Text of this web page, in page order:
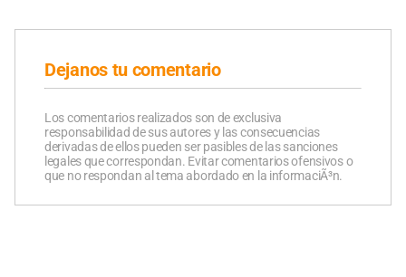
Dejanos tu comentario
Los comentarios realizados son de exclusiva
responsabilidad de sus autores y las consecuencias
derivadas de ellos pueden ser pasibles de las sanciones
legales que correspondan. Evitar comentarios ofensivos o
que no respondan al tema abordado en la informaciÃ³n.